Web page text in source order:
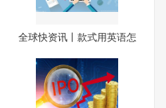
全球快资讯丨款式用英语怎